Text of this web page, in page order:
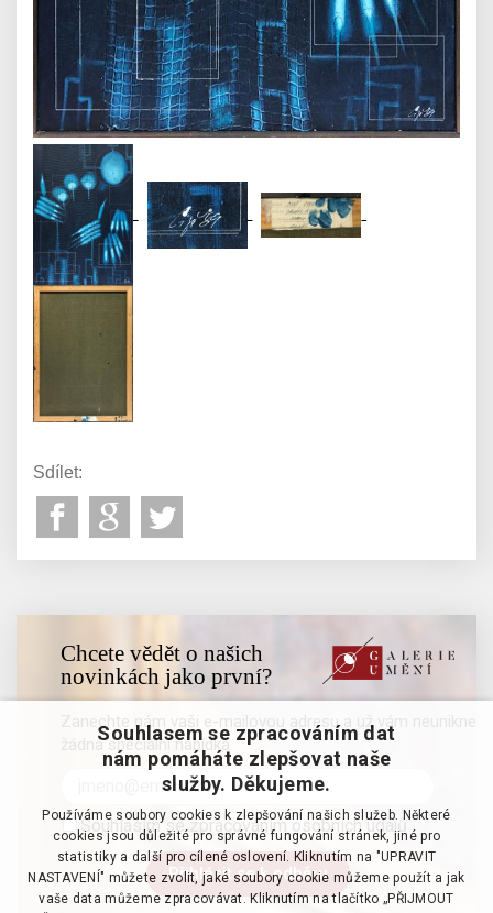
Sdílet:
Chcete vědět o našich
novinkách jako první?
Zanechte nám vaši e-mailovou adresu a už vám neunikne
žádná speciální nabídka
Souhlasím se zpracováním osobních údajů
Souhlasem se zpracováním dat
nám pomáháte zlepšovat naše
služby. Děkujeme.
Používáme soubory cookies k zlepšování našich služeb. Některé
cookies jsou důležité pro správné fungování stránek, jiné pro
statistiky a další pro cílené oslovení. Kliknutím na "UPRAVIT
NASTAVENÍ" můžete zvolit, jaké soubory cookie můžeme použít a jak
vaše data můžeme zpracovávat. Kliknutím na tlačítko „PŘIJMOUT